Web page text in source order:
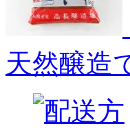
天然醸造